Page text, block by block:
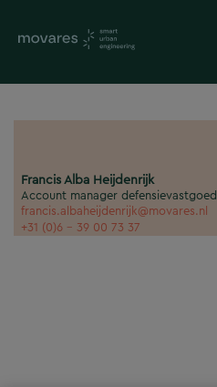
Francis Alba Heijdenrijk
Account manager defensievastgoed
francis.albaheijdenrijk@movares.nl
+31 (0)6 - 39 00 73 37